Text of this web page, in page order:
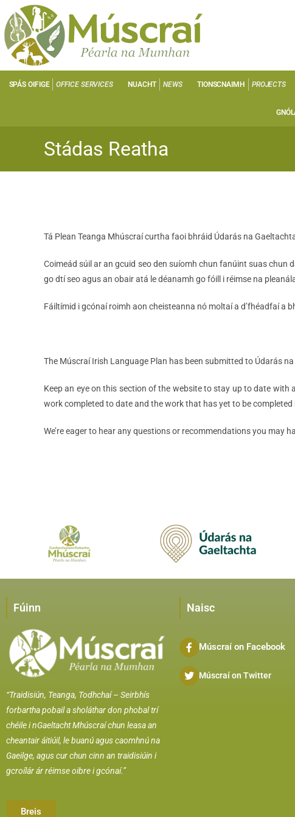
SPÁS OIFIGE OFFICE SERVICES NUACHT NEWS TIONSCNAIMH PROJECTS
Stádas Reatha
Tá Plean Teanga Mhúscraí curtha faoi bhráid Údarás na
Coimeád súil ar an gcuid seo den suíomh chun fanúint suas chun
go dtí seo agus an obair atá le déanamh go fóill i réimse na
Fáiltímid i gcónaí roimh aon cheisteanna nó moltaí a d’fhéadfaí a
The Múscraí Irish Language Plan has been submitted to Údarás
Keep an eye on this section of the website to stay up to date
work completed to date and the work that has yet to be
We’re eager to hear any questions or recommendations you may
Fúinn
“Traidisiún, Teanga, Todhchaí – Seirbhís
forbartha pobail a sholáthar don phobal trí
chéile i nGaeltacht Mhúscraí chun leasa an
cheantair áitiúil, le buanú agus caomhnú na
Gaeilge, agus cur chun cinn an traidisiúin i
gcroílár ár réimse oibre i gcónaí.”
Breis
Naisc
Múscraí on Facebook
Múscraí on Twitter